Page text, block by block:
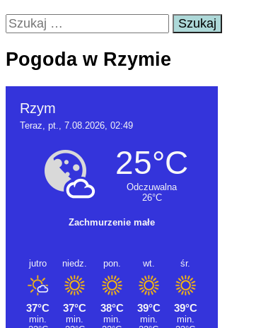
Szukaj:
Pogoda w Rzymie